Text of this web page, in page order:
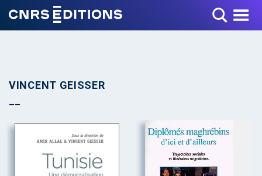
Toggle Menu
VINCENT GEISSER